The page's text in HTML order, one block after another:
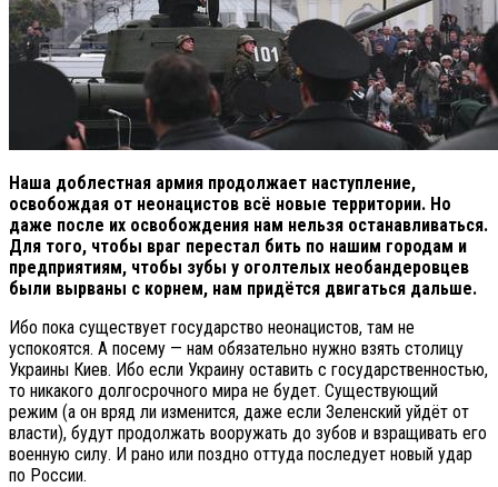
Наша доблестная армия продолжает наступление,
освобождая от неонацистов всё новые территории. Но
даже после их освобождения нам нельзя останавливаться.
Для того, чтобы враг перестал бить по нашим городам и
предприятиям, чтобы зубы у оголтелых необандеровцев
были вырваны с корнем, нам придётся двигаться дальше.
Ибо пока существует государство неонацистов, там не
успокоятся. А посему — нам обязательно нужно взять столицу
Украины Киев. Ибо если Украину оставить с государственностью,
то никакого долгосрочного мира не будет. Существующий
режим (а он вряд ли изменится, даже если Зеленский уйдёт от
власти), будут продолжать вооружать до зубов и взращивать его
военную силу. И рано или поздно оттуда последует новый удар
по России.